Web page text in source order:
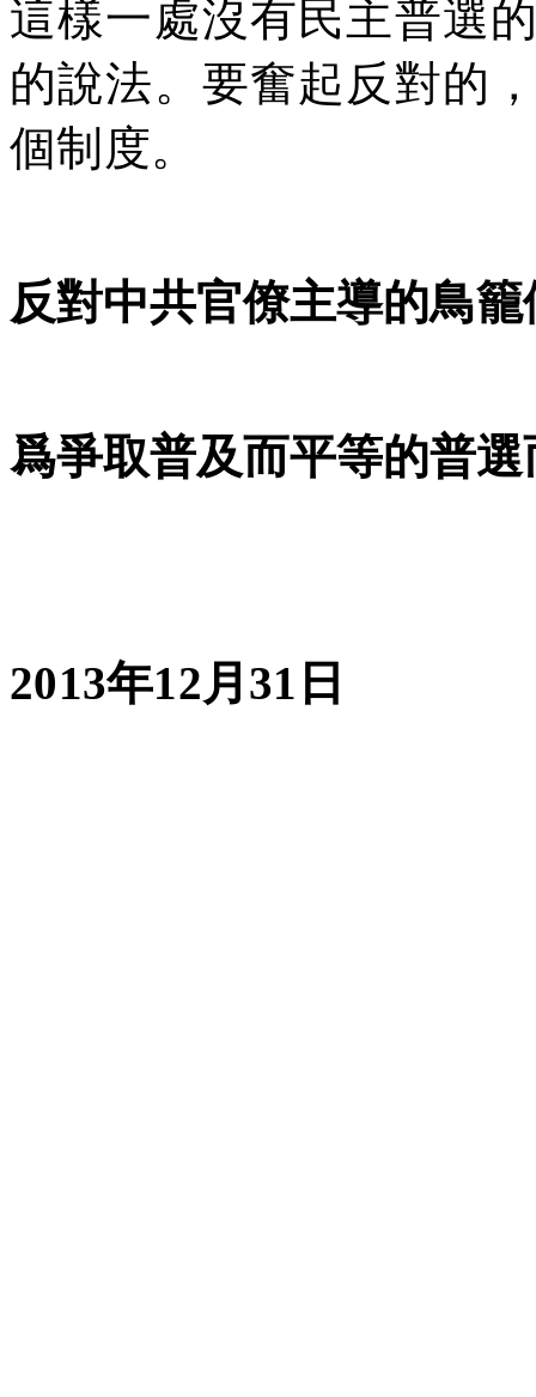
這樣一處沒有民主普選
的說法。要奮起反對的
個制度。
反對中共官僚主導的鳥
爲爭取普及而平等的普
2013年12月 31 日